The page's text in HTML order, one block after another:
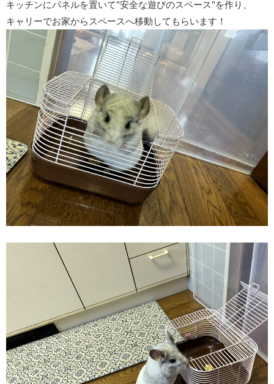
キッチンにパネルを置いて"安全な遊びのスペース"を作り、
キャリーでお家からスペースへ移動してもらいます！